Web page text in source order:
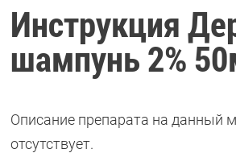
Инструкция
шампунь 2%
Описание препарата на данный
отсутствует.